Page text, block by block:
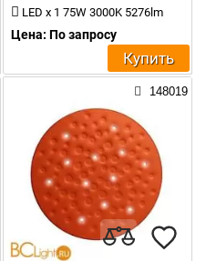
LED x 1 75W 3000K 5276lm
Цена: По запросу
Купить
148019